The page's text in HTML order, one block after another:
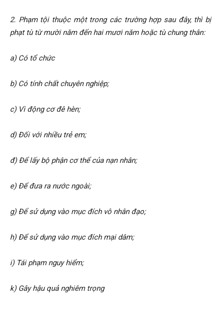
2. Phạm tội thuộc một trong các trường hợp sau đây, thì bị
phạt tù từ mười năm đến hai mươi năm hoặc tù chung thân:
a) Có tổ chức
b) Có tính chất chuyên nghiệp;
c) Vì động cơ đê hèn;
d) Đối với nhiều trẻ em;
đ) Để lấy bộ phận cơ thể của nạn nhân;
e) Để đưa ra nước ngoài;
g) Để sử dụng vào mục đích vô nhân đạo;
h) Để sử dụng vào mục đích mại dâm;
i) Tái phạm nguy hiểm;
k) Gây hậu quả nghiêm trọng